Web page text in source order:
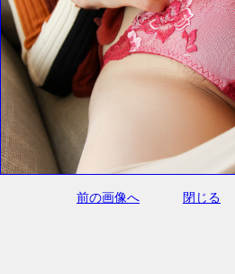
前の画像へ 閉じる